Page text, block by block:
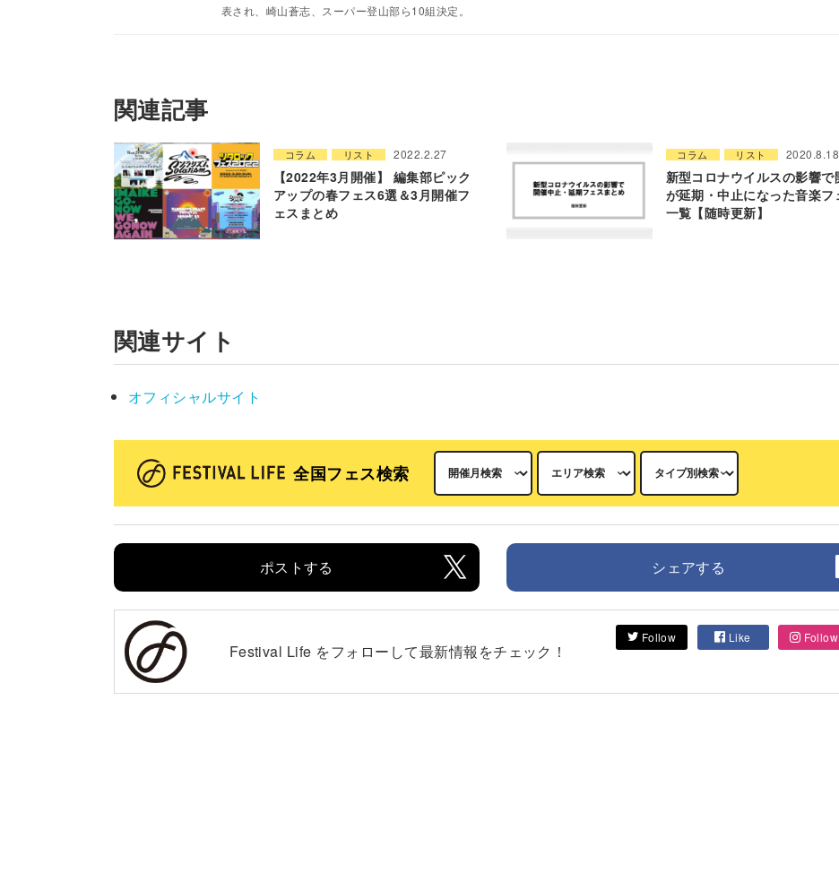
表され、崎山蒼志、スーパー登山部ら10組決定。
関連記事
コラム リスト 2022.2.27
【2022年3月開催】 編集部ピック
アップの春フェス6選＆3月開催フ
ェスまとめ
コラム リスト 2020.8.18
新型コロナウイルスの影響で
が延期・中止になった音楽フ
一覧【随時更新】
関連サイト
オフィシャルサイト
全国フェス検索
ポストする シェアする
Festival Life をフォローして最新情報をチェック！
Follow Like Follow